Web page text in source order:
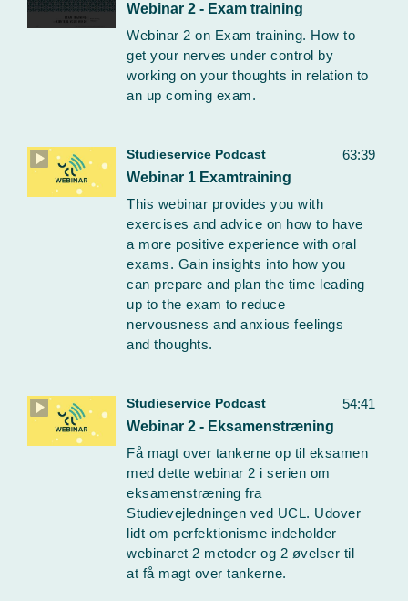
Webinar 2 - Exam training
Webinar 2 on Exam training. How to
get your nerves under control by
working on your thoughts in relation to
an up coming exam.
63:39
Studieservice Podcast
Webinar 1 Examtraining
This webinar provides you with
exercises and advice on how to have
a more positive experience with oral
exams. Gain insights into how you
can prepare and plan the time leading
up to the exam to reduce
nervousness and anxious feelings
and thoughts.
54:41
Studieservice Podcast
Webinar 2 - Eksamenstræning
Få magt over tankerne op til eksamen
med dette webinar 2 i serien om
eksamenstræning fra
Studievejledningen ved UCL. Udover
lidt om perfektionisme indeholder
webinaret 2 metoder og 2 øvelser til
at få magt over tankerne.